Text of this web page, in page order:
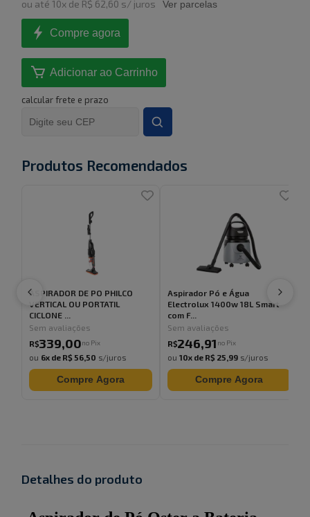
ou até 10x de R$ 62,60 s/ juros Ver parcelas
Compre agora
Adicionar ao Carrinho
calcular frete e prazo
Produtos Recomendados
ASPIRADOR DE PO PHILCO
VERTICAL OU PORTATIL
CICLONE ...
Sem avaliações
R$339,00no Pix
ou 6x de R$ 56,50 s/juros
Compre Agora
Aspirador Pó e Água
Electrolux 1400w 18L Smart
com F...
Sem avaliações
R$246,91 no Pix
ou 10x de R$ 25,99 s/juros
Compre Agora
Detalhes do produto